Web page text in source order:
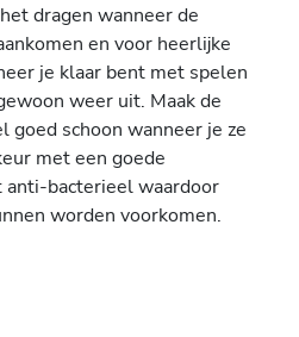
dragen wanneer de
en voor heerlijke
je klaar bent met spelen
weer uit. Maak de
goed schoon wanneer je ze
met een goede
bacterieel waardoor
worden voorkomen.